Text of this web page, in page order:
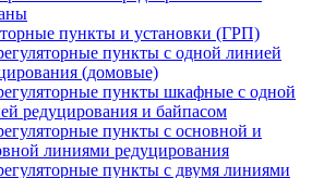
пункты и установки (ГРП)
пункты с одной линией
(домовые)
пункты шкафные с одной
редуцирования и байпасом
пункты с основной и
линиями редуцирования
пункты с двумя линиями